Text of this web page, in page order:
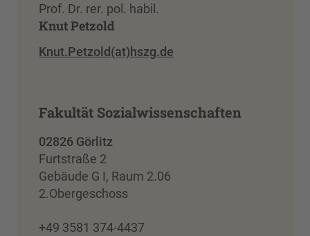
Prof. Dr. rer. pol. habil.
Knut Petzold
Knut.Petzold(at)hszg.de
Fakultät Sozialwissenschaften
02826 Görlitz
Furtstraße 2
Gebäude G I, Raum 2.06
2.Obergeschoss
+49 3581 374-4437